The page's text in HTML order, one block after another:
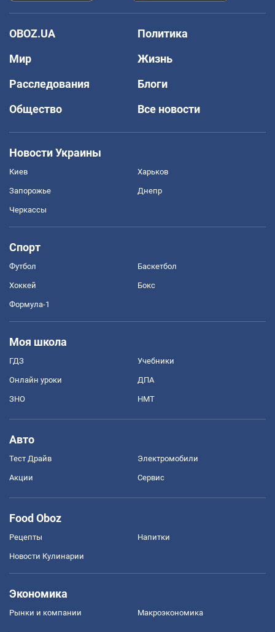
OBOZ.UA
Политика
Мир
Жизнь
Расследования
Блоги
Общество
Все новости
Новости Украины
Киев Харьков
Запорожье Днепр
Черкассы
Спорт
Футбол Баскетбол
Хоккей Бокс
Формула-1
Моя школа
ГДЗ Учебники
Онлайн уроки ДПА
ЗНО НМТ
Авто
Тест Драйв Электромобили
Акции Сервис
Food Oboz
Рецепты Напитки
Новости Кулинарии
Экономика
Рынки и компании Mакроэкономика